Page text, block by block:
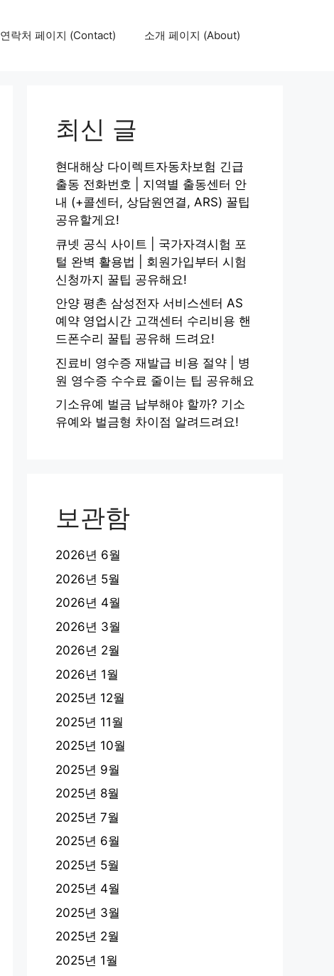
연락처 페이지 (Contact) 소개 페이지 (About)
최신 글
현대해상 다이렉트자동차보험 긴급
출동 전화번호 | 지역별 출동센터 안
내 (+콜센터, 상담원연결, ARS) 꿀팁
공유할게요!
큐넷 공식 사이트 | 국가자격시험 포
털 완벽 활용법 | 회원가입부터 시험
신청까지 꿀팁 공유해요!
안양 평촌 삼성전자 서비스센터 AS
예약 영업시간 고객센터 수리비용 핸
드폰수리 꿀팁 공유해 드려요!
진료비 영수증 재발급 비용 절약 | 병
원 영수증 수수료 줄이는 팁 공유해요
기소유예 벌금 납부해야 할까? 기소
유예와 벌금형 차이점 알려드려요!
보관함
2026년 6월
2026년 5월
2026년 4월
2026년 3월
2026년 2월
2026년 1월
2025년 12월
2025년 11월
2025년 10월
2025년 9월
2025년 8월
2025년 7월
2025년 6월
2025년 5월
2025년 4월
2025년 3월
2025년 2월
2025년 1월